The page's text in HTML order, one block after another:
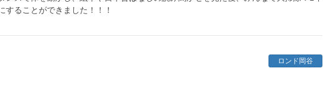
することができました！！！
ロンド岡谷